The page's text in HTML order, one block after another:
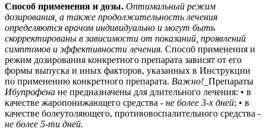
Способ применения и дозы. Оптимальный режим
дозирования, а также продолжительность лечения
определяются врачом индивидуально и могут быть
скорректированы в зависимости от показаний, проявлений
симптомов и эффективности лечения. Способ применения и
режим дозирования конкретного препарата зависят от его
формы выпуска и иных факторов, указанных в Инструкции
по применению конкретного препарата. Важно!_ Препараты
Ибупрофена не предназначены для длительного лечения: • в
качестве жаропонижающего средства - не более 3-х дней; • в
качестве болеутоляющего, противовоспалительного средства -
не более 5-ти дней.